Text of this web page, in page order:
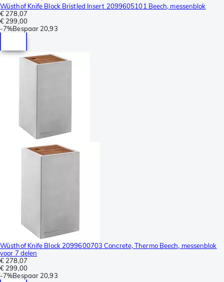
Wüsthof Knife Block Bristled Insert 2099605101 Beech, messenblok
€ 278,07
€ 299,00
-7%Bespaar 20,93
Wüsthof Knife Block 2099600703 Concrete, Thermo Beech, messenblok
voor 7 delen
€ 278,07
€ 299,00
-7%Bespaar 20,93